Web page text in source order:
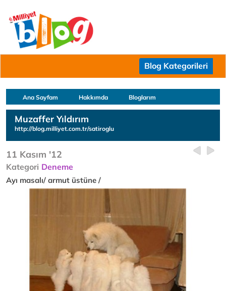
Blog Kategorileri
Ana Sayfam Hakkımda Bloglarım
Muzaffer Yıldırım
http://blog.milliyet.com.tr/satiroglu
11 Kasım '12
Kategori Deneme
Ayı masalı/ armut üstüne /